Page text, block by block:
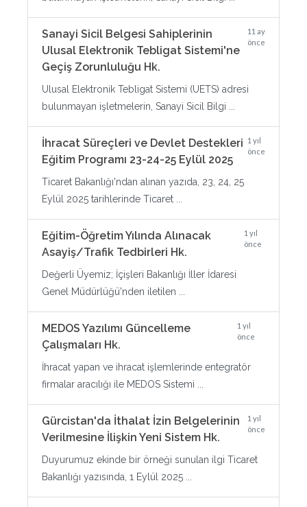
Sanayi Sicil Belgesi Sahiplerinin
Ulusal Elektronik Tebligat Sistemi'ne
Geçiş Zorunluluğu Hk.
11 ay
önce
Ulusal Elektronik Tebligat Sistemi (UETS) adresi
bulunmayan işletmelerin, Sanayi Sicil Bilgi ...
İhracat Süreçleri ve Devlet Destekleri
Eğitim Programı 23-24-25 Eylül 2025
1 yıl
önce
Ticaret Bakanlığı'ndan alınan yazıda, 23, 24, 25
Eylül 2025 tarihlerinde Ticaret ...
Eğitim-Öğretim Yılında Alınacak
Asayiş/Trafik Tedbirleri Hk.
1 yıl
önce
Değerli Üyemiz; İçişleri Bakanlığı İller İdaresi
Genel Müdürlüğü'nden iletilen ...
MEDOS Yazılımı Güncelleme
Çalışmaları Hk.
1 yıl
önce
İhracat yapan ve ihracat işlemlerinde entegratör
firmalar aracılığı ile MEDOS Sistemi ...
Gürcistan'da İthalat İzin Belgelerinin
Verilmesine İlişkin Yeni Sistem Hk.
1 yıl
önce
Duyurumuz ekinde bir örneği sunulan ilgi Ticaret
Bakanlığı yazısında, 1 Eylül 2025 ...